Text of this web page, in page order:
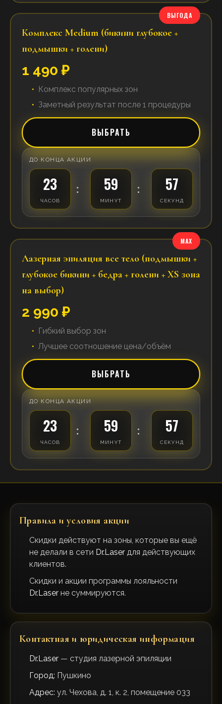
ВЫГОДА
Комплекс Medium (бикини глубокое +
подмышки + голени)
1 490 ₽
Комплекс популярных зон
Заметный результат после 1 процедуры
ВЫБРАТЬ
ДО КОНЦА АКЦИИ
23
ЧАСОВ
: 59
МИНУТ
: 57
СЕКУНД
MAX
Лазерная эпиляция все тело (подмышки +
глубокое бикини + бедра + голени + XS зона
на выбор)
2 990 ₽
Гибкий выбор зон
Лучшее соотношение цена/объём
ВЫБРАТЬ
ДО КОНЦА АКЦИИ
23
ЧАСОВ
: 59
МИНУТ
: 57
СЕКУНД
Правила и условия акции
Скидки действуют на зоны, которые вы ещё
не делали в сети Dr.Laser для действующих
клиентов.
Скидки и акции программы лояльности
Dr.Laser не суммируются.
Контактная и юридическая информация
Dr.Laser — студия лазерной эпиляции
Город: Пушкино
Адрес: ул. Чехова, д. 1, к. 2, помещение 033